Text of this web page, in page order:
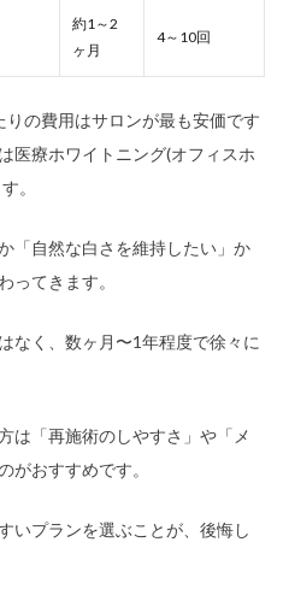
約1～2
ヶ月
4～10回
の費用はサロンが最も安価です
医療ホワイトニング(オフィスホ
。
「自然な白さを維持したい」か
ってきます。
なく、数ヶ月〜1年程度で徐々に
は「再施術のしやすさ」や「メ
がおすすめです。
いプランを選ぶことが、後悔し